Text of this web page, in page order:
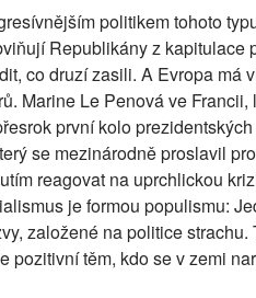
politikem tohoto
Republikány z kapitulace
co druzí zasili. A Evropa má
Marine Le Penová ve
první kolo
se mezinárodně proslavil
reagovat na uprchlickou
je formou populismu:
založené na politice
pozitivní těm, kdo se v zemi